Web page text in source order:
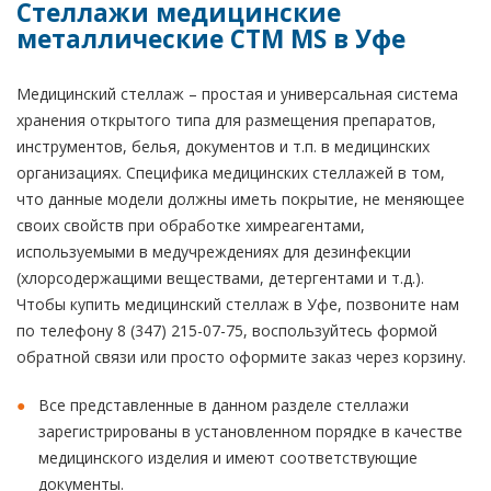
Стеллажи медицинские
металлические CTM MS в Уфе
Медицинский стеллаж – простая и универсальная система
хранения открытого типа для размещения препаратов,
инструментов, белья, документов и т.п. в медицинских
организациях. Специфика медицинских стеллажей в том,
что данные модели должны иметь покрытие, не меняющее
своих свойств при обработке химреагентами,
используемыми в медучреждениях для дезинфекции
(хлорсодержащими веществами, детергентами и т.д.).
Чтобы купить медицинский стеллаж в Уфе, позвоните нам
по телефону 8 (347) 215-07-75, воспользуйтесь формой
обратной связи или просто оформите заказ через корзину.
Все представленные в данном разделе стеллажи
зарегистрированы в установленном порядке в качестве
медицинского изделия и имеют соответствующие
документы.